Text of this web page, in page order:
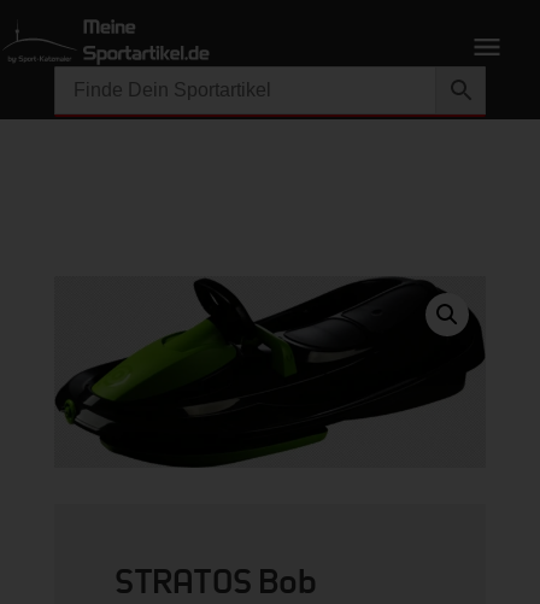
STRATOS Bob